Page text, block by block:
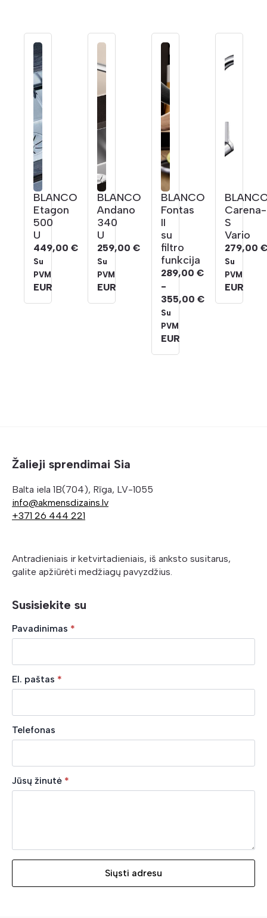
BLANCO
Etagon
500
U
449,00 €
Su
PVM
EUR
BLANCO
Andano
340
U
259,00 €
Su
PVM
EUR
BLANCO
Fontas
II
su
filtro
funkcija
289,00 €
-
355,00 €
Kainų
intervalas:
Nuo
289,00 €
Su
PVM
EUR
Carena-
S
Vario
279,00
Su
PVM
EUR
Žalieji sprendimai Sia
Balta iela 1B(704), Rīga, LV-1055
info@akmensdizains.lv
+371 26 444 221
Antradieniais ir ketvirtadieniais, iš anksto susitarus,
galite apžiūrėti medžiagų pavyzdžius.
Susisiekite su
Pavadinimas *
El. paštas *
Telefonas
Jūsų žinutė *
Siųsti adresu